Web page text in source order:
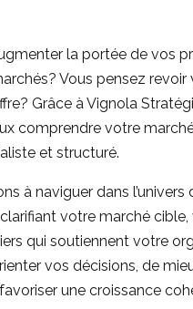
la portée de vos
Vous pensez
Grâce à Vignola
comprendre votre
et structuré.
à naviguer dans
votre marché
qui soutiennent votre
vos décisions, de
favoriser une croissance